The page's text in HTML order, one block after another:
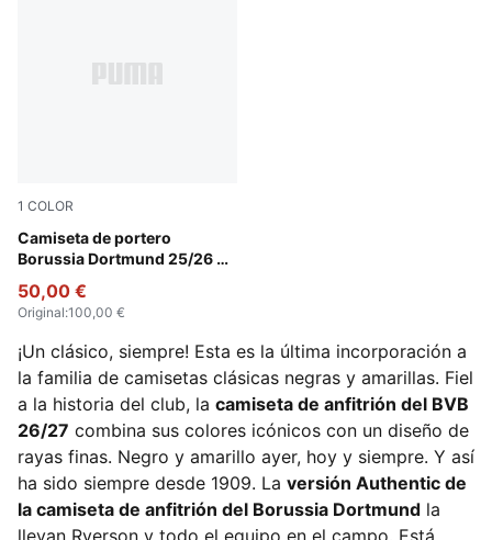
1 COLOR
Camiseta de portero
Borussia Dortmund 25/26 de
Archive Green-Intense Orange
50,00 €
Original:100,00 €
¡Un clásico, siempre! Esta es la última incorporación a
la familia de camisetas clásicas negras y amarillas. Fiel
a la historia del club, la camiseta de anfitrión del BVB
26/27 combina sus colores icónicos con un diseño de
rayas finas. Negro y amarillo ayer, hoy y siempre. Y así
ha sido siempre desde 1909. La versión Authentic de
la camiseta de anfitrión del Borussia Dortmund la
llevan Ryerson y todo el equipo en el campo. Está